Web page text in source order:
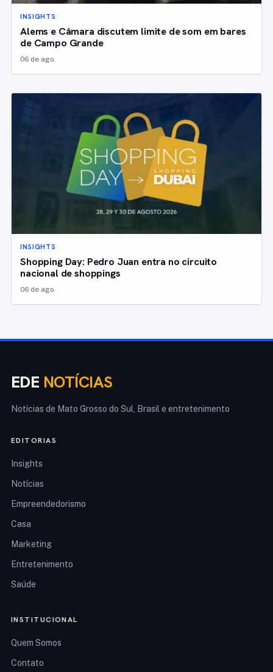
INSIGHTS
Alems e Câmara discutem limite de som em bares
de Campo Grande
06 de ago.
INSIGHTS
Shopping Day: Pedro Juan entra no circuito
nacional de shoppings
06 de ago.
EDE NOTÍCIAS
Notícias de Mato Grosso do Sul, Brasil e entretenimento
EDITORIAS
Insights
Notícias
Empreendedorismo
Casa
Marketing
Entretenimento
Saúde
INSTITUCIONAL
Quem Somos
Contato